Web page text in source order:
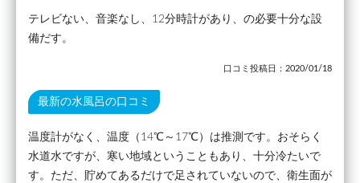
テレビない、音楽なし、12分時計があり、の必要十分な設
備だす。
口コミ投稿日：2020/01/18
最新の水風呂の口コミ
温度計がなく、温度（14℃～17℃）は推測です。おそらく
水道水ですが、寒い地域ということもあり、十分冷たいで
す。ただ、貯めてあるだけで足されていないので、衛生面が